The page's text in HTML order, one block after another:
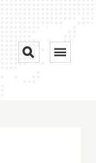
Toggle

